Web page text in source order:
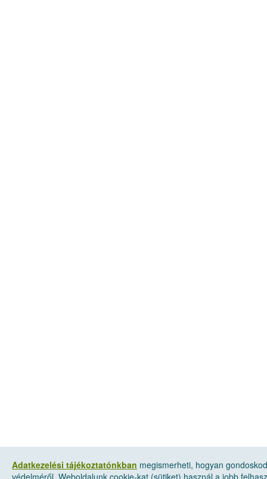
Adatkezelési tájékoztatónkban megismerheti, hogyan
védelméről. Weboldalunk cookie-kat (sütiket) használ a jobb